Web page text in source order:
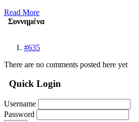
Read More
Συννημένα
#635
There are no comments posted here yet
Quick Login
Username
Password